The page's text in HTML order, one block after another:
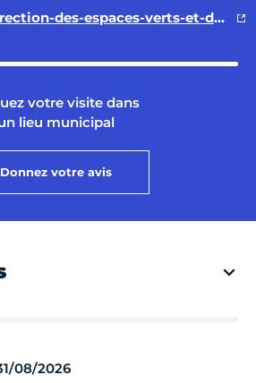
/company/direction-des-espaces-verts-et-de-l-environnement-ville-de-paris/
votre visite dans
lieu municipal
Donnez votre avis
08/2026